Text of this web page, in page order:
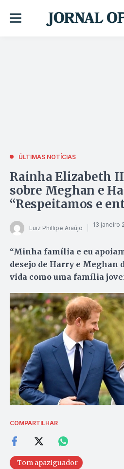
ÚLTIMAS NOTÍCIAS
Rainha Elizabeth
sobre Meghan e
“Respeitamos e
Luiz Phillipe Araújo 13 janeiro
“Minha família e eu
desejo de Harry e Meghan
vida como uma família
COMPARTILHAR
Tom apaziguador